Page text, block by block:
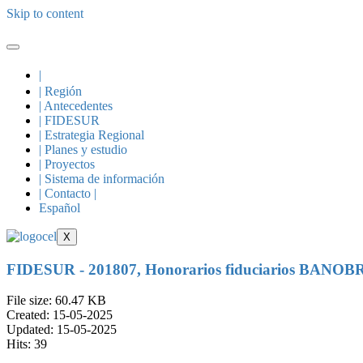
Skip to content
|
| Región
| Antecedentes
| FIDESUR
| Estrategia Regional
| Planes y estudio
| Proyectos
| Sistema de información
| Contacto |
Español
X
FIDESUR - 201807, Honorarios fiduciarios
File size: 60.47 KB
Created: 15-05-2025
Updated: 15-05-2025
Hits: 39